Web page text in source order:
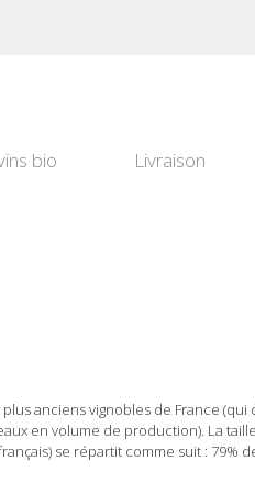
bio Livraison
anciens vignobles de France
en volume de production). La
se répartit comme suit : 79%